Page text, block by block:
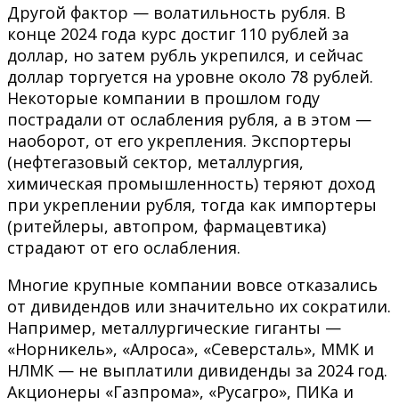
Другой фактор — волатильность рубля. В
конце 2024 года курс достиг 110 рублей за
доллар, но затем рубль укрепился, и сейчас
доллар торгуется на уровне около 78 рублей.
Некоторые компании в прошлом году
пострадали от ослабления рубля, а в этом —
наоборот, от его укрепления. Экспортеры
(нефтегазовый сектор, металлургия,
химическая промышленность) теряют доход
при укреплении рубля, тогда как импортеры
(ритейлеры, автопром, фармацевтика)
страдают от его ослабления.
Многие крупные компании вовсе отказались
от дивидендов или значительно их сократили.
Например, металлургические гиганты —
«Норникель», «Алроса», «Северсталь», ММК и
НЛМК — не выплатили дивиденды за 2024 год.
Акционеры «Газпрома», «Русагро», ПИКа и